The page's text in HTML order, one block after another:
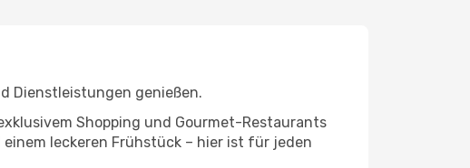
Dienstleistungen genießen.
Shopping und Gourmet-Restaurants
leckeren Frühstück – hier ist für jeden